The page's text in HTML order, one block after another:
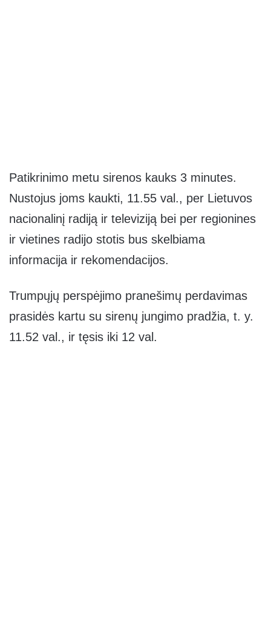
Patikrinimo metu sirenos kauks 3 minutes.
Nustojus joms kaukti, 11.55 val., per Lietuvos
nacionalinį radiją ir televiziją bei per regionines
ir vietines radijo stotis bus skelbiama
informacija ir rekomendacijos.
Trumpųjų perspėjimo pranešimų perdavimas
prasidės kartu su sirenų jungimo pradžia, t. y.
11.52 val., ir tęsis iki 12 val.